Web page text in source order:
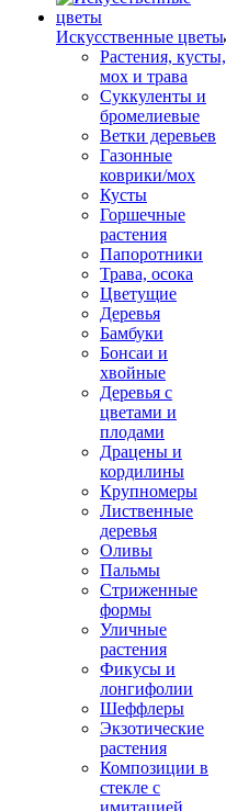
Искусственные цветы
Растения, кусты,
мох и трава
Суккуленты и
бромелиевые
Ветки деревьев
Газонные
коврики/мох
Кусты
Горшечные
растения
Папоротники
Трава, осока
Цветущие
Деревья
Бамбуки
Бонсаи и
хвойные
Деревья с
цветами и
плодами
Драцены и
кордилины
Крупномеры
Лиственные
деревья
Оливы
Пальмы
Стриженные
формы
Уличные
растения
Фикусы и
лонгифолии
Шеффлеры
Экзотические
растения
Композиции в
стекле с
имитацией